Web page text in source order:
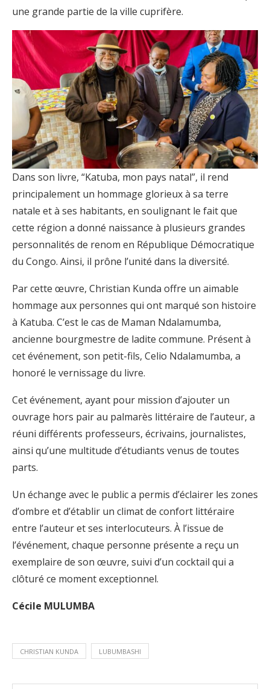
une grande partie de la ville cuprifère.
Dans son livre, “Katuba, mon pays natal”, il rend
principalement un hommage glorieux à sa terre
natale et à ses habitants, en soulignant le fait que
cette région a donné naissance à plusieurs grandes
personnalités de renom en République Démocratique
du Congo. Ainsi, il prône l’unité dans la diversité.
Par cette œuvre, Christian Kunda offre un aimable
hommage aux personnes qui ont marqué son histoire
à Katuba. C’est le cas de Maman Ndalamumba,
ancienne bourgmestre de ladite commune. Présent à
cet événement, son petit-fils, Celio Ndalamumba, a
honoré le vernissage du livre.
Cet événement, ayant pour mission d’ajouter un
ouvrage hors pair au palmarès littéraire de l’auteur, a
réuni différents professeurs, écrivains, journalistes,
ainsi qu’une multitude d’étudiants venus de toutes
parts.
Un échange avec le public a permis d’éclairer les zones
d’ombre et d’établir un climat de confort littéraire
entre l’auteur et ses interlocuteurs. À l’issue de
l’événement, chaque personne présente a reçu un
exemplaire de son œuvre, suivi d’un cocktail qui a
clôturé ce moment exceptionnel.
Cécile MULUMBA
CHRISTIAN KUNDA LUBUMBASHI